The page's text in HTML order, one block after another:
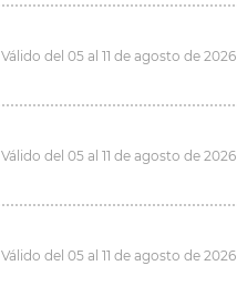
Válido del 05 al 11 de agosto de 2026
Válido del 05 al 11 de agosto de 2026
Válido del 05 al 11 de agosto de 2026